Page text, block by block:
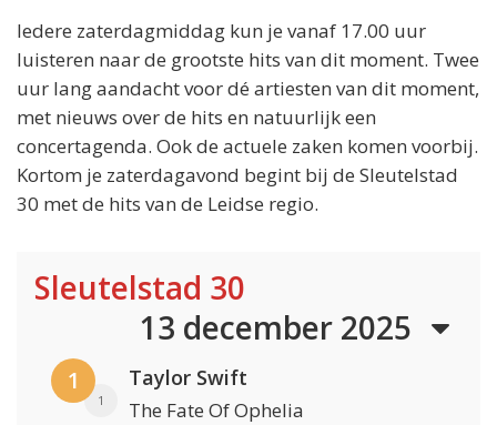
Iedere zaterdagmiddag kun je vanaf 17.00 uur
luisteren naar de grootste hits van dit moment. Twee
uur lang aandacht voor dé artiesten van dit moment,
met nieuws over de hits en natuurlijk een
concertagenda. Ook de actuele zaken komen voorbij.
Kortom je zaterdagavond begint bij de Sleutelstad
30 met de hits van de Leidse regio.
Sleutelstad 30
13 december 2025
1
1
Taylor Swift
The Fate Of Ophelia